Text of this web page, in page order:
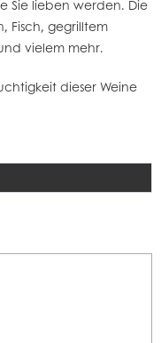
Sie lieben werden. Die
Fisch, gegrilltem
vielem mehr.
dieser Weine